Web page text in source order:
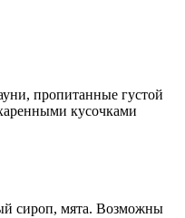
пропитанные густой
кусочками
сироп, мята. Возможны